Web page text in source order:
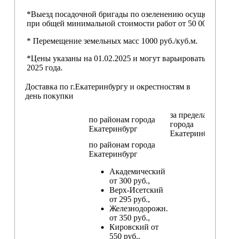
*Выезд посадочной бригады по озеленению
при общей минимальной стоимости работ от 50 000,00
* Перемещение земельных масс 1000 руб./куб.м.
*Цены указаны на 01.02.2025 и могут варьироваться
2025 года.
Доставка по г.Екатеринбургу и окрестностям в
день покупки
по районам города
Екатеринбург
за пределами
города
Екатеринбург
по районам города
Екатеринбург
Академический
от 300 руб.,
Верх-Исетский
от 295 руб.,
Железнодорожн.
от 350 руб.,
Кировский от
550 руб.,